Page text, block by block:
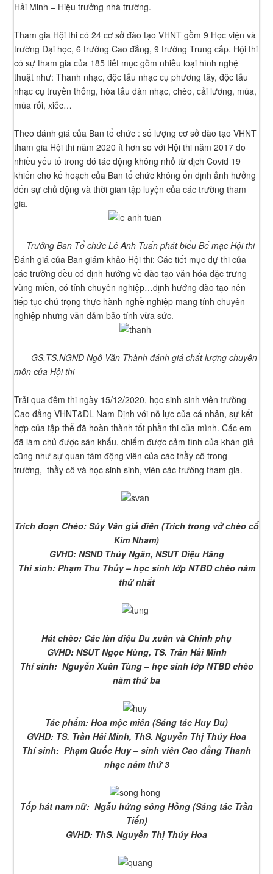
Hải Minh – Hiệu trưởng nhà trường.
Tham gia Hội thi có 24 cơ sở đào tạo VHNT gồm 9 Học viện và
trường Đại học, 6 trường Cao đẳng, 9 trường Trung cấp. Hội thi
có sự tham gia của 185 tiết mục gồm nhiều loại hình nghệ
thuật như: Thanh nhạc, độc tấu nhạc cụ phương tây, độc tấu
nhạc cụ truyền thống, hòa tấu dàn nhạc, chèo, cải lương, múa,
múa rối, xiếc…
Theo đánh giá của Ban tổ chức : số lượng cơ sở đào tạo VHNT
tham gia Hội thi năm 2020 ít hơn so với Hội thi năm 2017 do
nhiều yếu tố trong đó tác động không nhỏ từ dịch Covid 19
khiến cho kế hoạch của Ban tổ chức không ổn định ảnh hưởng
đến sự chủ động và thời gian tập luyện của các trường tham
gia.
Trưởng Ban Tổ chức Lê Anh Tuấn phát biểu Bế mạc Hội thi
Đánh giá của Ban giám khảo Hội thi: Các tiết mục dự thi của
các trường đều có định hướng về đào tạo văn hóa đặc trưng
vùng miền, có tính chuyên nghiệp…định hướng đào tạo nên
tiếp tục chú trọng thực hành nghề nghiệp mang tính chuyên
nghiệp nhưng vẫn đảm bảo tính vừa sức.
GS.TS.NGND Ngô Văn Thành đánh giá chất lượng chuyên
môn của Hội thi
Trải qua đêm thi ngày 15/12/2020, học sinh sinh viên trường
Cao đẳng VHNT&DL Nam Định với nỗ lực của cá nhân, sự kết
hợp của tập thể đã hoàn thành tốt phần thi của mình. Các em
đã làm chủ được sân khấu, chiếm được cảm tình của khán giả
cũng như sự quan tâm động viên của các thầy cô trong
trường, thầy cô và học sinh sinh, viên các trường tham gia.
Trích đoạn Chèo: Súy Vân giả điên (Trích trong vở chèo cổ
Kim Nham)
GVHD: NSND Thúy Ngần, NSUT Diệu Hằng
Thí sinh: Phạm Thu Thủy – học sinh lớp NTBD chèo năm
thứ nhất
Hát chèo: Các làn điệu Du xuân và Chinh phụ
GVHD: NSUT Ngọc Hùng, TS. Trần Hải Minh
Thí sinh: Nguyễn Xuân Tùng – học sinh lớp NTBD chèo
năm thứ ba
Tác phẩm: Hoa mộc miên (Sáng tác Huy Du)
GVHD: TS. Trần Hải Minh, ThS. Nguyễn Thị Thúy Hoa
Thí sinh: Phạm Quốc Huy – sinh viên Cao đẳng Thanh
nhạc năm thứ 3
Tốp hát nam nữ: Ngẫu hứng sông Hồng (Sáng tác Trần
Tiến)
GVHD: ThS. Nguyễn Thị Thúy Hoa